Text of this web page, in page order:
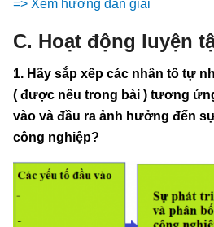
=> Xem hướng dẫn giải
C. Hoạt động luyện
1. Hãy sắp xếp các nhân tố tự
( được nêu trong bài ) tương
vào và đầu ra ảnh hưởng đến
công nghiệp?